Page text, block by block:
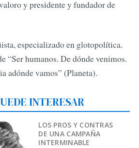
y presidente y fundador de
especializado en glotopolítica.
“Ser humanos. De dónde venimos.
adónde vamos” (Planeta).
INTERESAR
LOS PROS Y CONTRAS
DE UNA CAMPAÑA
INTERMINABLE